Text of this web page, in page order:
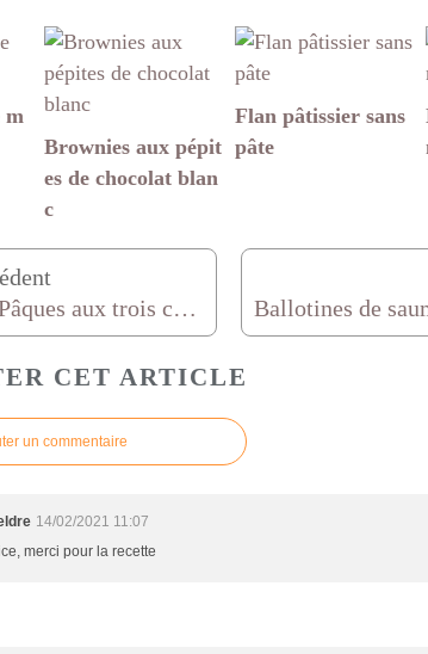
m
Brownies aux pépit
es de chocolat blan
c
Flan pâtissier sans
pâte
Chocolats de Pâques aux trois chocolats
CET ARTICLE
un commentaire
14/02/2021 11:07
merci pour la recette